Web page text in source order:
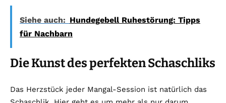
Siehe auch: Hundegebell Ruhestörung: Tipps
für Nachbarn
Die Kunst des perfekten Schaschliks
Das Herzstück jeder Mangal-Session ist natürlich das